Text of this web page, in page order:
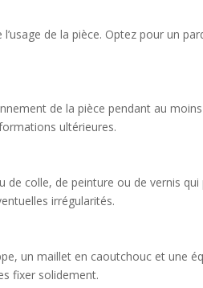
de la pièce. Optez pour un
de la pièce pendant au
ultérieures.
de colle, de peinture ou de vernis
irrégularités.
un maillet en caoutchouc et une
fixer solidement.